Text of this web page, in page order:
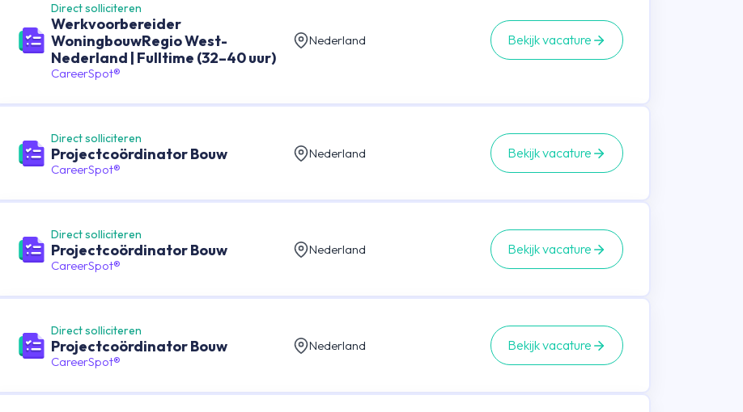
Direct solliciteren
Werkvoorbereider
WoningbouwRegio West-
Nederland | Fulltime (32–40 uur)
CareerSpot®
Nederland Bekijk vacature
Direct solliciteren
Projectcoördinator Bouw
CareerSpot®
Nederland Bekijk vacature
Direct solliciteren
Projectcoördinator Bouw
CareerSpot®
Nederland Bekijk vacature
Direct solliciteren
Projectcoördinator Bouw
CareerSpot®
Nederland Bekijk vacature